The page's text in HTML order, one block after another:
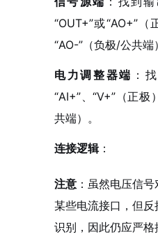
“OUT+”或“AO+”（
“AO-”（负极/公共端
电力调整器端 ：
“AI+”、“V+”（正极
共端）。
连接逻辑：
注意：虽然电压信
某些电流接口，但
识别，因此仍应严格